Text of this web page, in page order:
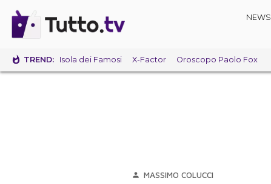
NEWS
TREND: Isola dei Famosi X-Factor Oroscopo Paolo Fox
MASSIMO COLUCCI